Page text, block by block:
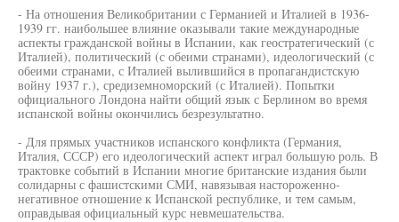
- На отношения Великобритании с Германией и Италией в 1936-
1939 гг. наибольшее влияние оказывали такие международные
аспекты гражданской войны в Испании, как геостратегический (с
Италией), политический (с обеими странами), идеологический (с
обеими странами, с Италией вылившийся в пропагандистскую
войну 1937 г.), средиземноморский (с Италией). Попытки
официального Лондона найти общий язык с Берлином во время
испанской войны окончились безрезультатно.
- Для прямых участников испанского конфликта (Германия,
Италия, СССР) его идеологический аспект играл большую роль. В
трактовке событий в Испании многие британские издания были
солидарны с фашистскими СМИ, навязывая настороженно-
негативное отношение к Испанской республике, и тем самым,
оправдывая официальный курс невмешательства.